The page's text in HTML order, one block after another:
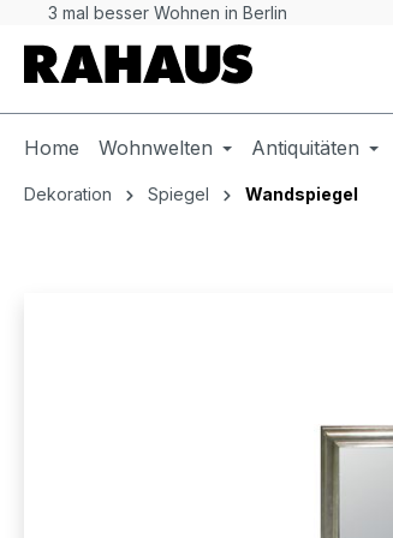
Hauptinhalt springen
Zur Suche springen
Zur Hauptnavigation springen
3 mal besser Wohnen in Berlin
Home Wohnwelten Antiquitäten
Dekoration Spiegel Wandspiegel